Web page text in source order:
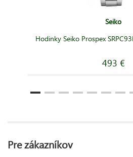
Seiko
Hodinky Seiko Prospex
493 €
Pre zákazníkov